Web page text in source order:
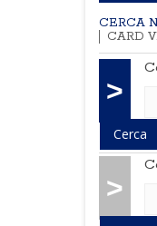
CERCA
CARD
>
>